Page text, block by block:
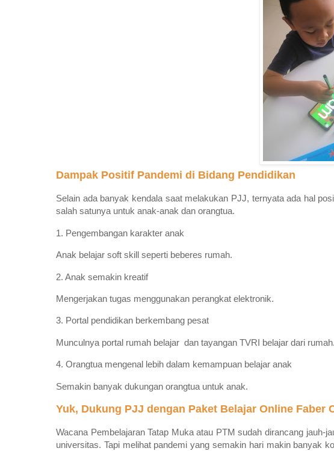
Dampak Positif Pandemi di Bidang Pendidikan
Selain ada banyak kendala saat melakukan PJJ, ternyata ada hal
salah satunya untuk anak-anak dan orangtua.
1. Pengembangan karakter anak
Anak belajar soft skill seperti beberes rumah.
2. Anak semakin kreatif
Mengerjakan tugas menggunakan perangkat elektronik.
3. Portal pendidikan berkembang pesat
Munculnya portal rumah belajar dan tayangan TVRI belajar dari rumah.
4. Orangtua mengenal lebih dalam kemampuan belajar anak
Semakin banyak dukungan orangtua untuk anak.
Yuk, Dukung PJJ dengan Paket Belajar Online Faber
Wacana Pembelajaran Tatap Muka atau PTM sudah dirancang jauh-
universitas. Tapi melihat pandemi yang semakin hari makin banyak